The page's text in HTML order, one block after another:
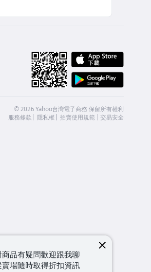
©2026 Yahoo台灣電子商務 保留所有權利
服務條款
隱私權 拍賣使用規範 交易安全